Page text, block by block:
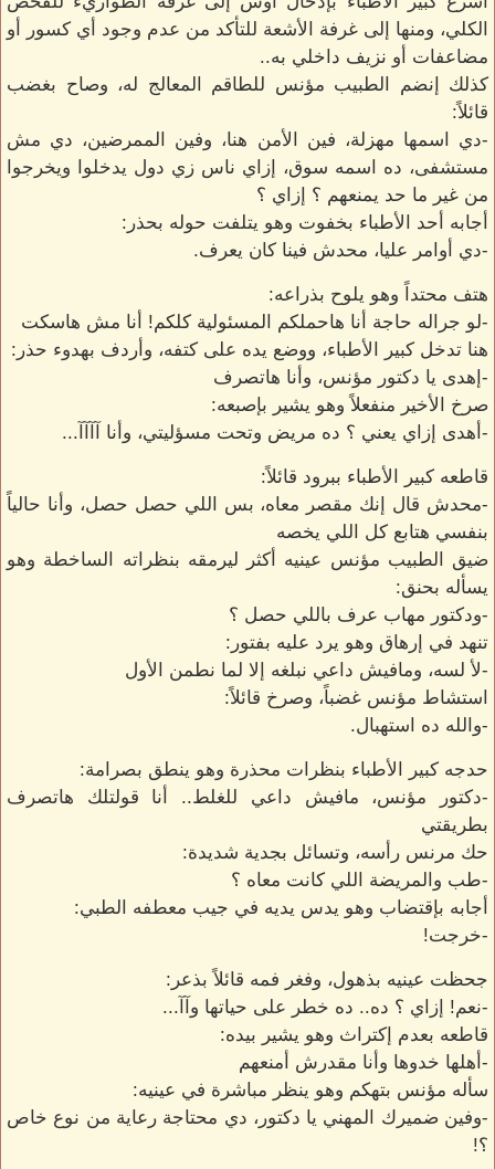
الكلي، ومنها إلى غرفة الأشعة للتأكد من عدم وجود أي كسور أو
مضاعفات أو نزيف داخلي به..
كذلك إنضم الطبيب مؤنس للطاقم المعالج له، وصاح بغضب
قائلاً:
-دي اسمها مهزلة، فين الأمن هنا، وفين الممرضين، دي مش
مستشفى، ده اسمه سوق، إزاي ناس زي دول يدخلوا ويخرجوا
من غير ما حد يمنعهم ؟ إزاي ؟
أجابه أحد الأطباء بخفوت وهو يتلفت حوله بحذر:
-دي أوامر عليا، محدش فينا كان يعرف.
هتف محتداً وهو يلوح بذراعه:
-لو جراله حاجة أنا هاحملكم المسئولية كلكم! أنا مش هاسكت
هنا تدخل كبير الأطباء، ووضع يده على كتفه، وأردف بهدوء حذر:
-إهدى يا دكتور مؤنس، وأنا هاتصرف
صرخ الأخير منفعلاً وهو يشير بإصبعه:
-أهدى إزاي يعني ؟ ده مريض وتحت مسؤليتي، وأنا آآآآ...
قاطعه كبير الأطباء ببرود قائلاً:
-محدش قال إنك مقصر معاه، بس اللي حصل حصل، وأنا حالياً
بنفسي هتابع كل اللي يخصه
ضيق الطبيب مؤنس عينيه أكثر ليرمقه بنظراته الساخطة وهو
يسأله بحنق:
-ودكتور مهاب عرف باللي حصل ؟
تنهد في إرهاق وهو يرد عليه بفتور:
-لأ لسه، ومافيش داعي نبلغه إلا لما نطمن الأول
استشاط مؤنس غضباً، وصرخ قائلاً:
-والله ده استهبال.
حدجه كبير الأطباء بنظرات محذرة وهو ينطق بصرامة:
-دكتور مؤنس، مافيش داعي للغلط.. أنا قولتلك هاتصرف
بطريقتي
حك مرنس رأسه، وتسائل بجدية شديدة:
-طب والمريضة اللي كانت معاه ؟
أجابه بإقتضاب وهو يدس يديه في جيب معطفه الطبي:
-خرجت!
جحظت عينيه بذهول، وفغر فمه قائلاً بذعر:
-نعم! إزاي ؟ ده.. ده خطر على حياتها وآآ...
قاطعه بعدم إكتراث وهو يشير بيده:
-أهلها خدوها وأنا مقدرش أمنعهم
سأله مؤنس بتهكم وهو ينظر مباشرة في عينيه:
-وفين ضميرك المهني يا دكتور، دي محتاجة رعاية من نوع خاص
؟!